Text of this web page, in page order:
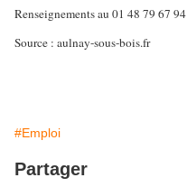
Renseignements au 01 48 79 67 94
Source : aulnay-sous-bois.fr
#Emploi
Partager